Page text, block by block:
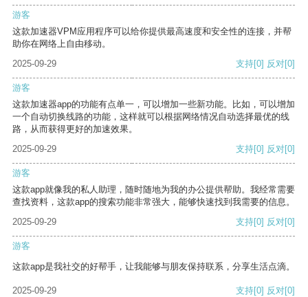
游客
这款加速器VPM应用程序可以给你提供最高速度和安全性的连接，并帮
助你在网络上自由移动。
2025-09-29
支持[0] 反对[0]
游客
这款加速器app的功能有点单一，可以增加一些新功能。比如，可以增加
一个自动切换线路的功能，这样就可以根据网络情况自动选择最优的线
路，从而获得更好的加速效果。
2025-09-29
支持[0] 反对[0]
游客
这款app就像我的私人助理，随时随地为我的办公提供帮助。我经常需要
查找资料，这款app的搜索功能非常强大，能够快速找到我需要的信息。
2025-09-29
支持[0] 反对[0]
游客
这款app是我社交的好帮手，让我能够与朋友保持联系，分享生活点滴。
2025-09-29 支持[0] 反对[0]